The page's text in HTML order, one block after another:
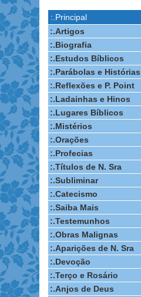
:.Principal
:.Artigos
:.Biografia
:.Estudos Bíblicos
:.Parábolas e Histórias
:.Reflexões e P. Point
:.Ladainhas e Hinos
:.Lugares Bíblicos
:.Mistérios
:.Orações
:.Profecias
:.Títulos de N. Sra
:.Subliminar
:.Catecismo
:.Saiba Mais
:.Testemunhos
:.Obras Malignas
:.Aparições de N. Sra
:.Devoção
:.Terço e Rosário
:.Anjos de Deus